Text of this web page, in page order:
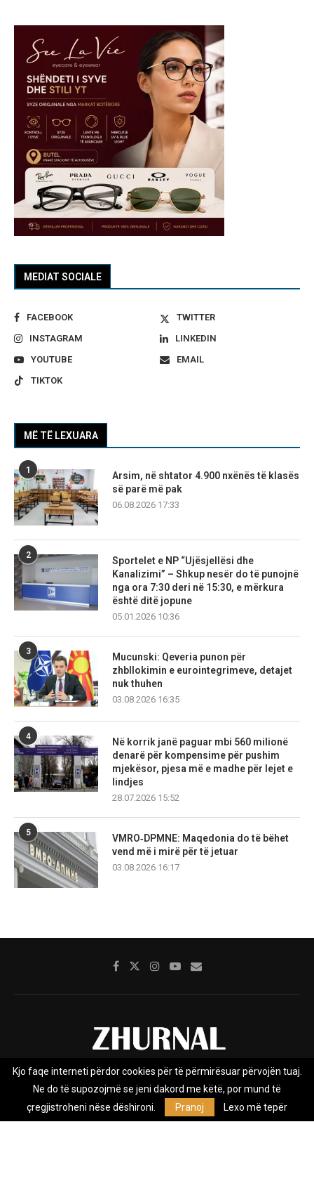
MEDIAT SOCIALE
FACEBOOK
TWITTER
INSTAGRAM
LINKEDIN
YOUTUBE
EMAIL
TIKTOK
MË TË LEXUARA
1
Arsim, në shtator 4.900 nxënës të klasës
së parë më pak
06.08.2026 17:33
2
Sportelet e NP “Ujësjellësi dhe
Kanalizimi” – Shkup nesër do të punojnë
nga ora 7:30 deri në 15:30, e mërkura
është ditë jopune
05.01.2026 10:36
3
Mucunski: Qeveria punon për
zhbllokimin e eurointegrimeve, detajet
nuk thuhen
03.08.2026 16:35
4
Në korrik janë paguar mbi 560 milionë
denarë për kompensime për pushim
mjekësor, pjesa më e madhe për lejet e
lindjes
28.07.2026 15:52
5
VMRO‑DPMNE: Maqedonia do të bëhet
vend më i mirë për të jetuar
03.08.2026 16:17
Rreth nesh Impresumi Marketing
Privacy Policy
Zhurnal.mk është Agjenci e Lajmeve e pavarur, e themeluar në vitin
Kjo faqe interneti përdor cookies për të përmirësuar përvojën tuaj.
Ne do të supozojmë se jeni dakord me këtë, por mund të
çregjistroheni nëse dëshironi.
Pranoj Lexo më tepër